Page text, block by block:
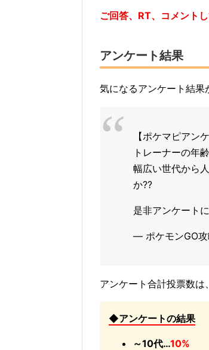
ご回答、RT、コメント
アンケート結果
気になるアンケート結果
【ポケマピアン
トレーナーの年
幅広い世代から
か??
是非アンケート
— ポケモンGO
アンケート合計投票数は、
◆アンケートの結果
～10代…10%